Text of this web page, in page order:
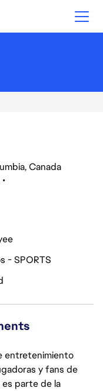
Canada
- SPORTS
entretenimiento
y fans de
parte de la